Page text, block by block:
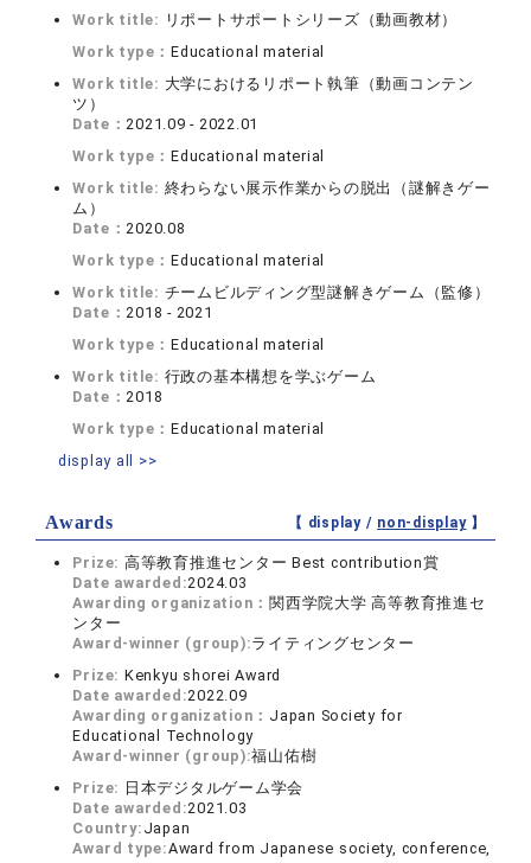
Work title: リポートサポートシリーズ（動画教材）
Work type：Educational material
Work title: 大学におけるリポート執筆（動画コンテン
ツ）
Date： 2021.09 - 2022.01
Work type：Educational material
Work title: 終わらない展示作業からの脱出（謎解きゲー
ム）
Date： 2020.08
Work type：Educational material
Work title: チームビルディング型謎解きゲーム（監修）
Date： 2018 - 2021
Work type：Educational material
Work title: 行政の基本構想を学ぶゲーム
Date： 2018
Work type：Educational material
display all >>
Awards 【 display / non-display】
Prize: 高等教育推進センター Best contribution賞
Date awarded:2024.03
Awarding organization：関西学院大学 高等教育推進セ
ンター
Award-winner (group):ライティングセンター
Prize: Kenkyu shorei Award
Date awarded:2022.09
Awarding organization： Japan Society for
Educational Technology
Award-winner (group):福山佑樹
Prize: 日本デジタルゲーム学会
Date awarded:2021.03
Country: Japan
Award type:Award from Japanese society, conference,